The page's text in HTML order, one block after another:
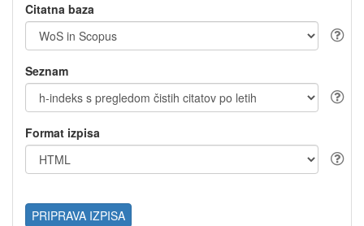
Citatna baza
Seznam
Format izpisa
PRIPRAVA IZPISA